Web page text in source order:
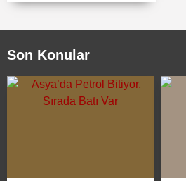
Son Konular